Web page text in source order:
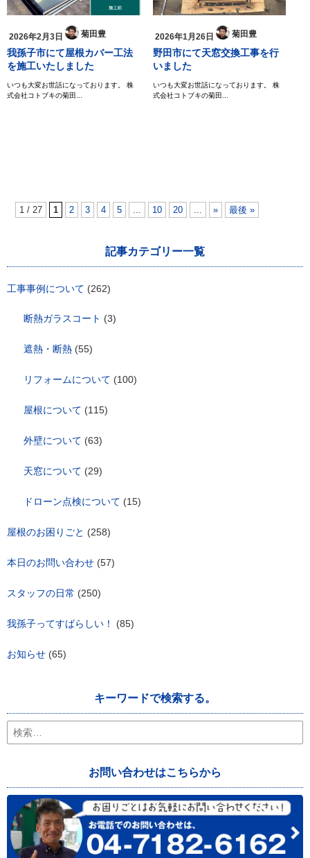
2026年2月3日 菊田豊
我孫子市にて屋根カバー工法
を施工いたしました
いつも大変お世話になっております。 株
式会社コトブキの菊田...
2026年1月26日 菊田豊
野田市にて天窓交換工事を行
いました
いつも大変お世話になっております。 株
式会社コトブキの菊田...
1 / 27 1 2 3 4 5 ... 10 20 ... » 最後 »
記事カテゴリー一覧
工事事例について (262)
断熱ガラスコート (3)
遮熱・断熱 (55)
リフォームについて (100)
屋根について (115)
外壁について (63)
天窓について (29)
ドローン点検について (15)
屋根のお困りごと (258)
本日のお問い合わせ (57)
スタッフの日常 (250)
我孫子ってすばらしい！ (85)
お知らせ (65)
キーワードで検索する。
検
索:
お問い合わせはこちらから